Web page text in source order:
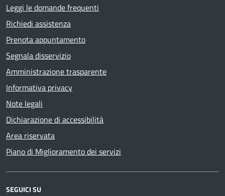
Leggi le domande frequenti
Richiedi assistenza
Prenota appuntamento
Segnala disservizio
Amministrazione trasparente
Informativa privacy
Note legali
Dichiarazione di accessibilità
Area riservata
Piano di Miglioramento dei servizi
SEGUICI SU